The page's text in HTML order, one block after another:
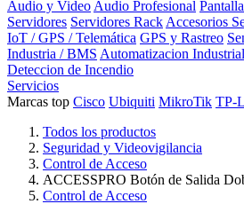
Audio y Video Audio Profesional
Servidores Servidores Rack Accesorios
IoT / GPS / Telemática GPS y Rastreo
Industria / BMS Automatizacion Industrial
Deteccion de Incendio
Servicios
Marcas top Cisco Ubiquiti MikroTik TP-
Todos los productos
Seguridad y Videovigilancia
Control de Acceso
ACCESSPRO Botón de Salida
Control de Acceso